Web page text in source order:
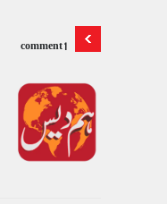
1 comment